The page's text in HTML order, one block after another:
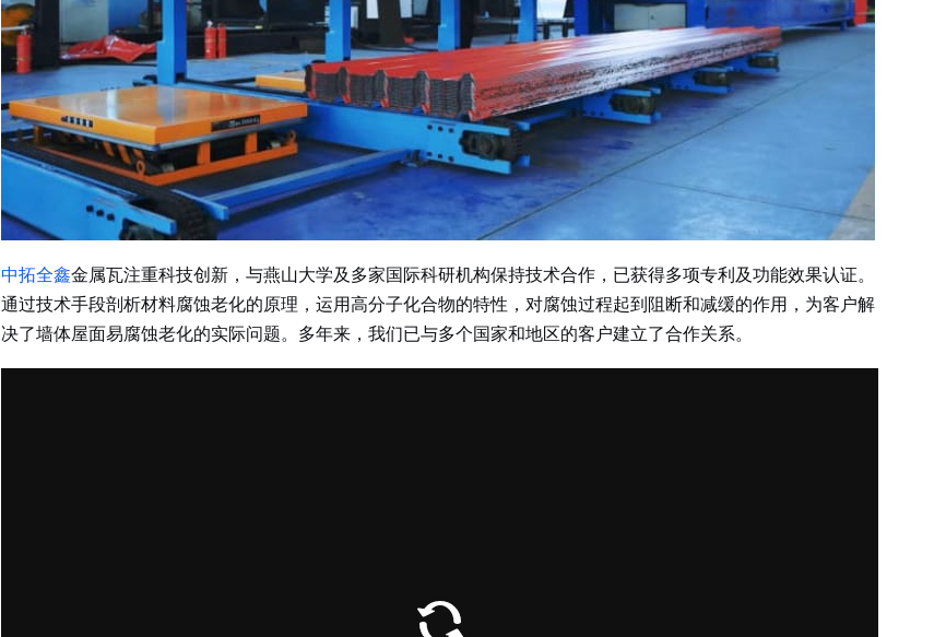
中拓全鑫金属瓦注重科技创新，与燕山大学及多家国际科研机构保持技术合作，已获得多项专利及功能效果认证。
通过技术手段剖析材料腐蚀老化的原理，运用高分子化合物的特性，对腐蚀过程起到阻断和减缓的作用，为客户解
决了墙体屋面易腐蚀老化的实际问题。多年来，我们已与多个国家和地区的客户建立了合作关系。